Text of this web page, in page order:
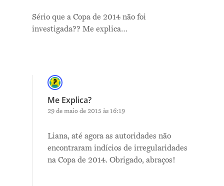
Sério que a Copa de 2014 não foi
investigada?? Me explica…
Me Explica?
29 de maio de 2015 às 16:19
Liana, até agora as autoridades não
encontraram indícios de irregularidades
na Copa de 2014. Obrigado, abraços!